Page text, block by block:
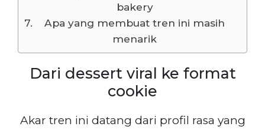
bakery
Apa yang membuat tren ini masih
menarik
Dari dessert viral ke format
cookie
Akar tren ini datang dari profil rasa yang